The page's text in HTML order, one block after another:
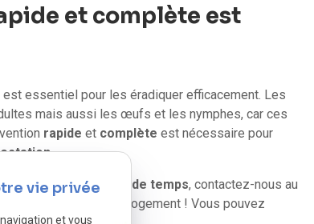
et complète est
essentiel pour les éradiquer efficacement. Les
mais aussi les œufs et les nymphes, car ces
rapide et complète est nécessaire pour
.
?Ne perdez pas de temps, contactez-nous au
l'infestation de votre logement ! Vous pouvez
vie privée
et vous